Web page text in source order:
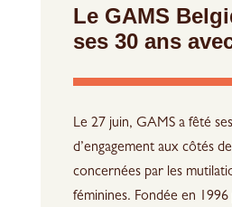
Le GAMS
ses 30 ans
Le 27 juin, GAMS a fêté
d’engagement aux côtés
concernées par les
féminines. Fondée en